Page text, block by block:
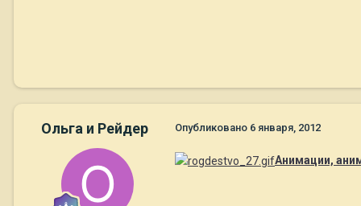
Ольга и Рейдер Опубликовано 6 января, 2012
Анимации,